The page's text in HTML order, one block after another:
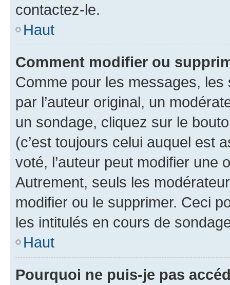
contactez-le.
Haut
Comment modifier ou
Comme pour les messages,
par l’auteur original, un
un sondage, cliquez sur le
(c’est toujours celui auquel est
voté, l’auteur peut modifier une
Autrement, seuls les
modifier ou le supprimer. Ceci
les intitulés en cours de
Haut
Pourquoi ne puis-je pas